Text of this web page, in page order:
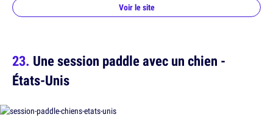
Voir le site
Une session paddle avec un chien -
États-Unis